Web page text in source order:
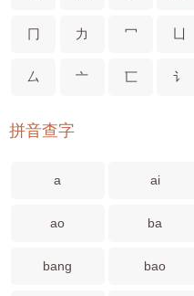
冂 力 冖
厶 亠 匸 讠
拼音查字
a ai
ao ba
bang bao